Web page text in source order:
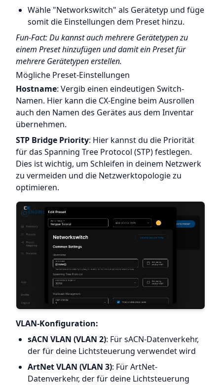
Wähle "Networkswitch" als Gerätetyp und füge
somit die Einstellungen dem Preset hinzu.
Fun-Fact: Du kannst auch mehrere Gerätetypen zu
einem Preset hinzufügen und damit ein Preset für
mehrere Gerätetypen erstellen.
Mögliche Preset-Einstellungen
Hostname: Vergib einen eindeutigen Switch-
Namen. Hier kann die CX-Engine beim Ausrollen
auch den Namen des Gerätes aus dem Inventar
übernehmen.
STP Bridge Priority: Hier kannst du die Priorität
für das Spanning Tree Protocol (STP) festlegen.
Dies ist wichtig, um Schleifen in deinem Netzwerk
zu vermeiden und die Netzwerktopologie zu
optimieren.
VLAN-Konfiguration:
sACN VLAN (VLAN 2): Für sACN-Datenverkehr,
der für deine Lichtsteuerung verwendet wird
ArtNet VLAN (VLAN 3): Für ArtNet-
Datenverkehr, der für deine Lichtsteuerung